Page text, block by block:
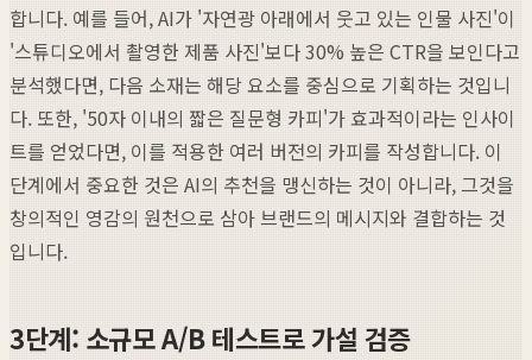
합니다. 예를 들어, AI가 '자연광 아래에서 웃고 있는 인물 사진'이
'스튜디오에서 촬영한 제품 사진'보다 30% 높은 CTR을 보인다고
분석했다면, 다음 소재는 해당 요소를 중심으로 기획하는 것입니
다. 또한, '50자 이내의 짧은 질문형 카피'가 효과적이라는 인사이
트를 얻었다면, 이를 적용한 여러 버전의 카피를 작성합니다. 이
단계에서 중요한 것은 AI의 추천을 맹신하는 것이 아니라, 그것을
창의적인 영감의 원천으로 삼아 브랜드의 메시지와 결합하는 것
입니다.
3단계: 소규모 A/B 테스트로 가설 검증